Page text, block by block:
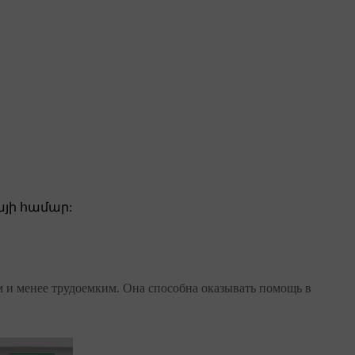
համար:
и менее трудоемким. Она способна оказывать помощь в